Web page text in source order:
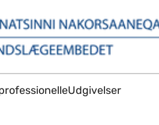
Udgivelser